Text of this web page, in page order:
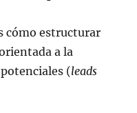
cómo estructurar
a la
(leads